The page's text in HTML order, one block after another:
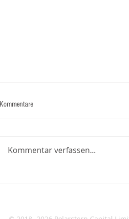
Kommentare
Kommentar verfassen...